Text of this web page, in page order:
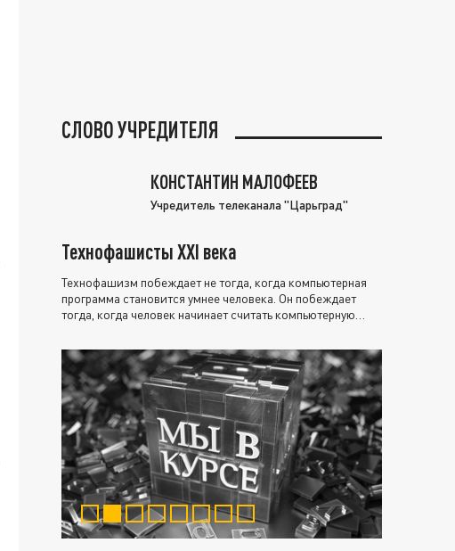
СЛОВО УЧРЕДИТЕЛЯ
КОНСТАНТИН МАЛОФЕЕВ
Учредитель телеканала "Царьград"
Технофашисты XXI века
Технофашизм побеждает не тогда, когда компьютерная
программа становится умнее человека. Он побеждает
тогда, когда человек начинает считать компьютерную